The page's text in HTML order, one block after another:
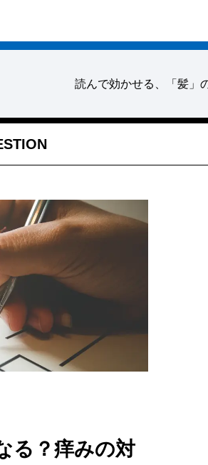
読んで効かせる、「髪」
る？痒みの対